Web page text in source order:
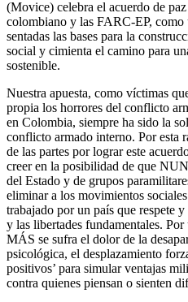
(Movice) celebra el acuerdo de
colombiano y las FARC-EP, como
sentadas las bases para la
social y cimienta el camino para
sostenible.
Nuestra apuesta, como víctimas
propia los horrores del conflicto
en Colombia, siempre ha sido la
conflicto armado interno. Por esta
de las partes por lograr este
creer en la posibilidad de que
del Estado y de grupos
eliminar a los movimientos
trabajado por un país que respete
y las libertades fundamentales.
MÁS se sufra el dolor de la
psicológica, el desplazamiento
positivos’ para simular ventajas
contra quienes piensan o sienten